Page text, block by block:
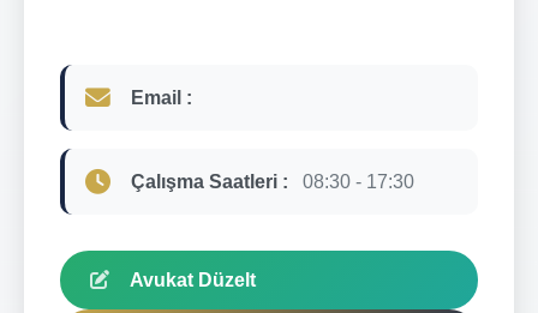
Email :
Çalışma Saatleri : 08:30 - 17:30
Avukat Düzelt